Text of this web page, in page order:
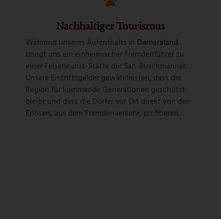
Nachhaltiger Tourismus
Während unseres Aufenthalts in Damaraland
bringt uns ein einheimischer Fremdenführer zu
einer Felsenkunst-Stätte der San-Buschmänner.
Unsere Eintrittsgelder gewährleisten, dass die
Region für kommende Generationen geschützt
bleibt und dass die Dörfer vor Ort direkt von den
Erlösen, aus dem Fremdenverkehr, profitieren.